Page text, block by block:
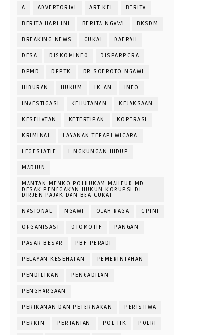
A ADVERTORIAL ARTIKEL BERITA
BERITA HARI INI BERITA NGAWI BKSDM
BREAKING NEWS CUKAI DAERAH
DESA DISKOMINFO DISPARPORA
DPMD DPPTK DR.SOEROTO NGAWI
HIBURAN HUKUM IKLAN INFO
INVESTIGASI KEHUTANAN KEJAKSAAN
KESEHATAN KETERTIPAN KOPERASI
KRIMINAL LAYANAN TERAPI WICARA
LEGESLATIF LINGKUNGAN HIDUP
MADIUN
MANTAN MENKO POLHUKAM MAHFUD MD
DESAK PENEGAKAN HUKUM KORUPSI DI
DIRJEN PAJAK DAN BEA CUKAI
NASIONAL NGAWI OLAH RAGA OPINI
ORGANISASI OTOMOTIF PANGAN
PASAR BESAR PBH PERADI
PELAYAN KESEHATAN PEMERINTAHAN
PENDIDIKAN PENGADILAN
PENGHARGAAN
PERIKANAN DAN PETERNAKAN PERISTIWA
PERKIM PERTANIAN POLITIK POLRI